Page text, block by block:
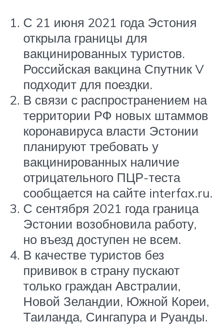
С 21 июня 2021 года Эстония
открыла границы для
вакцинированных туристов.
Российская вакцина Спутник V
подходит для поездки.
В связи с распространением на
территории РФ новых штаммов
коронавируса власти Эстонии
планируют требовать у
вакцинированных наличие
отрицательного ПЦР-теста
сообщается на сайте interfax.ru.
С сентября 2021 года граница
Эстонии возобновила работу,
но въезд доступен не всем.
В качестве туристов без
прививок в страну пускают
только граждан Австралии,
Новой Зеландии, Южной Кореи,
Таиланда, Сингапура и Руанды.